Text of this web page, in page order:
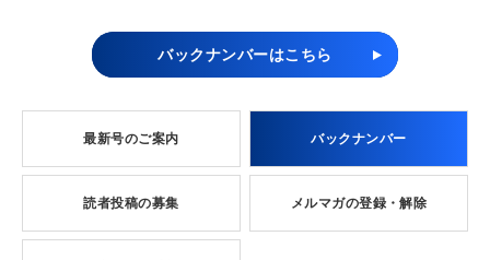
バックナンバーはこちら
最新号のご案内 バックナンバー
読者投稿の募集 メルマガの登録・解除